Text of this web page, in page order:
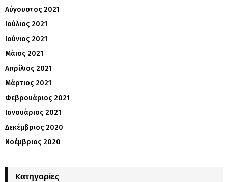
Αύγουστος 2021
Ιούλιος 2021
Ιούνιος 2021
Μάιος 2021
Απρίλιος 2021
Μάρτιος 2021
Φεβρουάριος 2021
Ιανουάριος 2021
Δεκέμβριος 2020
Νοέμβριος 2020
Kατηγορίες